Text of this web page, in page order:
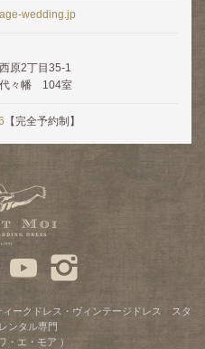
wedding.jp
原2丁目35-1
代々幡 104室
【完全予約制】
ィークドレス・ヴィンテージドレス スタ
ンタル専門
・エ・モア ）